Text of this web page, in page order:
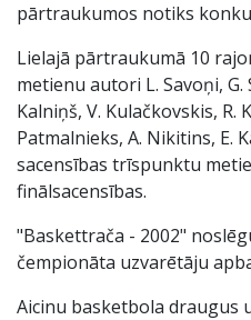
pārtraukumos notiks
Lielajā pārtraukumā 10
metienu autori L. Savoņi, G.
Kalniņš, V. Kulačkovskis, R.
Patmalnieks, A. Nikitins, E.
sacensības trīspunktu
finālsacensības.
"Baskettrača - 2002"
čempionāta uzvarētāju
Aicinu basketbola draugus